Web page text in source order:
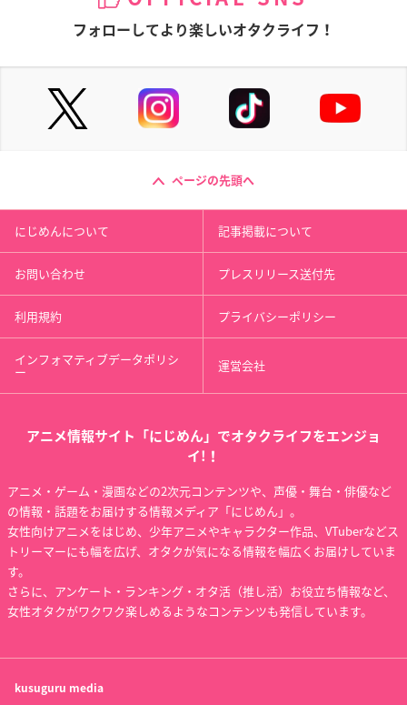
フォローしてより楽しいオタクライフ！
ページの先頭へ
にじめんについて 記事掲載について
お問い合わせ プレスリリース送付先
利用規約 プライバシーポリシー
インフォマティブデータポリシ
ー 運営会社
アニメ情報サイト「にじめん」でオタクライフをエンジョ
イ!！
アニメ・ゲーム・漫画などの2次元コンテンツや、声優・舞台・俳優など
の情報・話題をお届けする情報メディア「にじめん」。
女性向けアニメをはじめ、少年アニメやキャラクター作品、VTuberなどス
トリーマーにも幅を広げ、オタクが気になる情報を幅広くお届けしていま
す。
さらに、アンケート・ランキング・オタ活（推し活）お役立ち情報など、
女性オタクがワクワク楽しめるようなコンテンツも発信しています。
kusuguru media